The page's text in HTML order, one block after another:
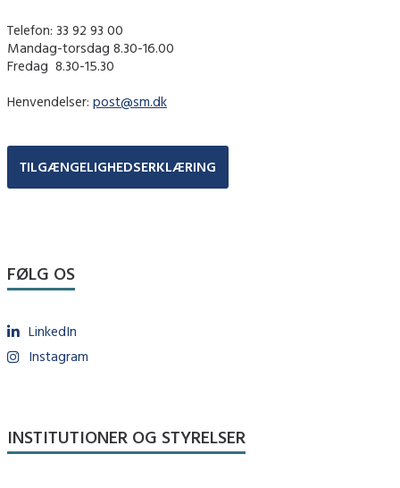
Telefon: 33 92 93 00
Mandag-torsdag 8.30-16.00
Fredag ​ 8.30-15.30
Henvendelser: post@sm.dk
TILGÆNGELIGHEDSERKLÆRING
FØLG OS
LinkedIn
Instagram
INSTITUTIONER OG STYRELSER